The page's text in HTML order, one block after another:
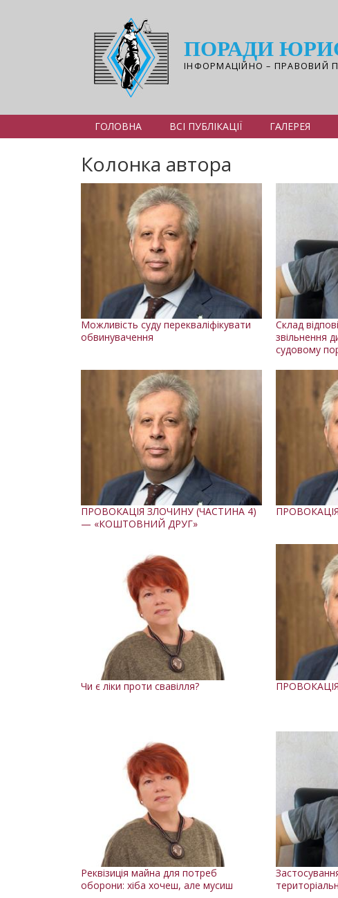
ПОРАДИ
ІНФОРМАЦІЙНО – ПРАВОВИЙ
ГОЛОВНА ВСІ ПУБЛІКАЦІЇ ГАЛЕРЕЯ
Колонка автора
Можливість суду перекваліфікувати
обвинувачення
Склад
звільнення
судовому
ПРОВОКАЦІЯ ЗЛОЧИНУ (ЧАСТИНА 4)
— «КОШТОВНИЙ ДРУГ»
Чи є ліки проти свавілля?
Реквізиція майна для потреб
оборони: хіба хочеш, але мусиш